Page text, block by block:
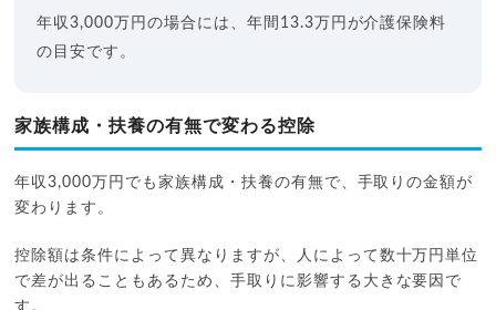
年収3,000万円の場合には、年間13.3万円が介護保険料
の目安です。
家族構成・扶養の有無で変わる控除
年収3,000万円でも家族構成・扶養の有無で、手取りの金額が
変わります。
控除額は条件によって異なりますが、人によって数十万円単位
で差が出ることもあるため、手取りに影響する大きな要因で
す。